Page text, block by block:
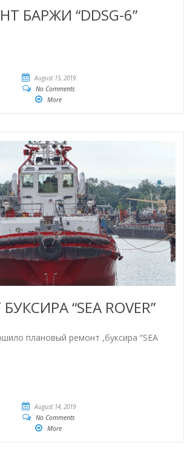
БАРЖИ “DDSG-6”
August 15, 2019
No Comments
More
“SEA ROVER”
плановый ремонт ,буксира “SEA
August 14, 2019
No Comments
More